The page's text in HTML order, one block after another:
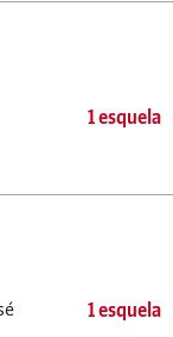
1 esquela
1 esquela